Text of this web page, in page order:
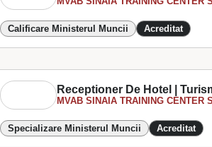
Calificare Ministerul Muncii Acreditat
Receptioner De Hotel |
MVAB SINAIA TRAINING CENTER
Specializare Ministerul Muncii Acreditat